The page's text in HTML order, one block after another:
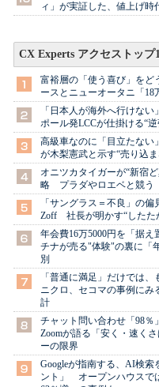
ィ」が実証した、値上げ時
CX Experts アクセストップ
富裕層の「使う喜び」を
ースとニューオータニ「18
「日本人が海外へ行けな
ポール発LCCが仕掛ける“
高級車なのに「目立たな
が木梨憲武と示す“売り込
オニツカタイガーが“新宿
略 プラダやロエベと競う
「サングラス＝不良」の
Zoff 社長が明かす“したた
年会費16万5000円を「据
チナが売る"体験"の裏に「
別
「普通に満足」だけでは
ニクロ、セコマの事例にみ
計
チャット問い合わせ「98
Zoomが語る「安く・速く
ーの限界
Googleが指南する、AI検索
ント」 オープンハウスで